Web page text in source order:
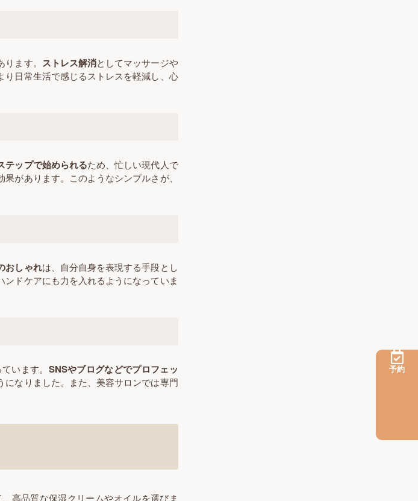
ます。 ストレス解消としてマッサージや
日常生活で感じるストレスを軽減し、心
テップで始められるため、忙しい現代人で
があります。このようなシンプルさが、
おしゃれは、自分自身を表現する手段とし
ドケアにも力を入れるようになっていま
います。 SNSやブログなどでプロフェッ
なりました。また、美容サロンでは専門
高品質な保湿クリームやオイルを選びま
予約